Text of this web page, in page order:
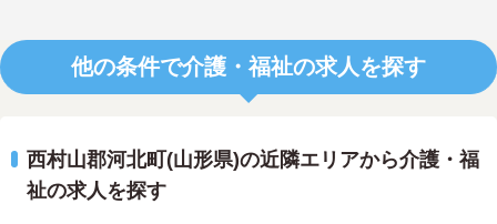
他の条件で介護・福祉の求人を探す
西村山郡河北町(山形県)の近隣エリアから介護・福
祉の求人を探す